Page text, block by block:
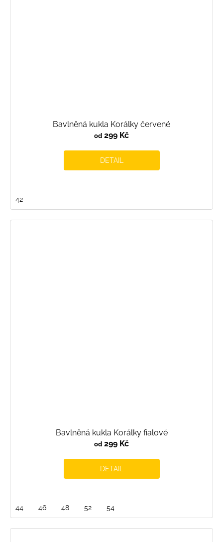
Bavlněná kukla Korálky červené
od 299 Kč
DETAIL
42
Bavlněná kukla Korálky fialové
od 299 Kč
DETAIL
44 46 48 52 54